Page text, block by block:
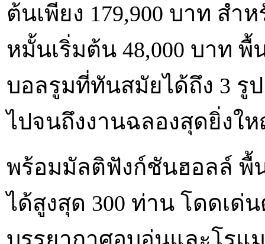
ต้นเพียง 179,900 บาท สำ
หมั้นเริ่มต้น 48,000 บาท
บอลรูมที่ทันสมัยได้ถึง 3 รู
ไปจนถึงงานฉลองสุดยิ่งใ
พร้อมมัลติฟังก์ชันฮอลล์ พื้น
ได้สูงสุด 300 ท่าน โดดเด่